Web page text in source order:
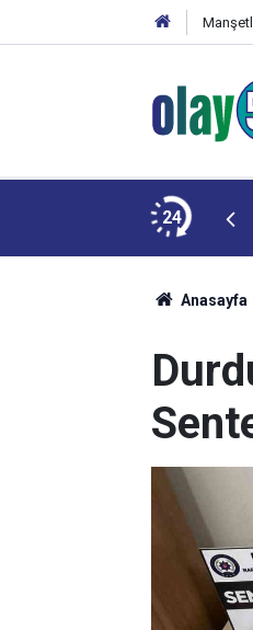
24
sanat dünyasında eserleriyle
Anasayfa